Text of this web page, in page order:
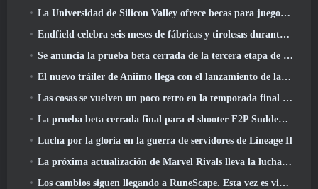
La Universidad de Silicon Valley ofrece becas para juegos y algunos de los requisitos son interesantes
Endfield celebra seis meses de fábricas y tirolesas durante su próxima actualización
Se anuncia la prueba beta cerrada de la tercera etapa de las batallas de infantería de Of War Thunder
El nuevo tráiler de Aniimo llega con el lanzamiento de la última prueba beta cerrada
Las cosas se vuelven un poco retro en la temporada final 11 Actualizar
La prueba beta cerrada final para el shooter F2P Sudden Attack Zero Point de Nexon comenzó hoy
Lucha por la gloria en la guerra de servidores de Lineage II
La próxima actualización de Marvel Rivals lleva la lucha a los dioses
Los cambios siguen llegando a RuneScape. Esta vez es vivienda para jugadores